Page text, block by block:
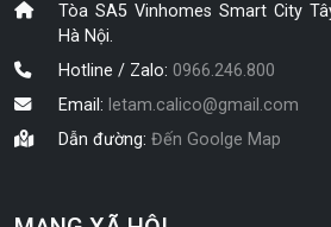
Tòa SA5 Vinhomes Smart City
Hà Nội.
Hotline / Zalo:0966.246.800
Email: letam.calico@gmail.com
Dẫn đường:Đến Goolge Map